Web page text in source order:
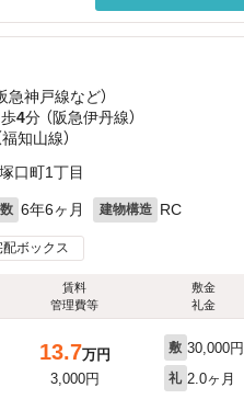
急神戸線など）
4分 （阪急伊丹線）
福知山線）
口町1丁目
6年6ヶ月 建物構造 RC
配ボックス
賃料
管理費等
敷金
礼金
13.7万円
3,000円
敷 30,000円
礼 2.0ヶ月